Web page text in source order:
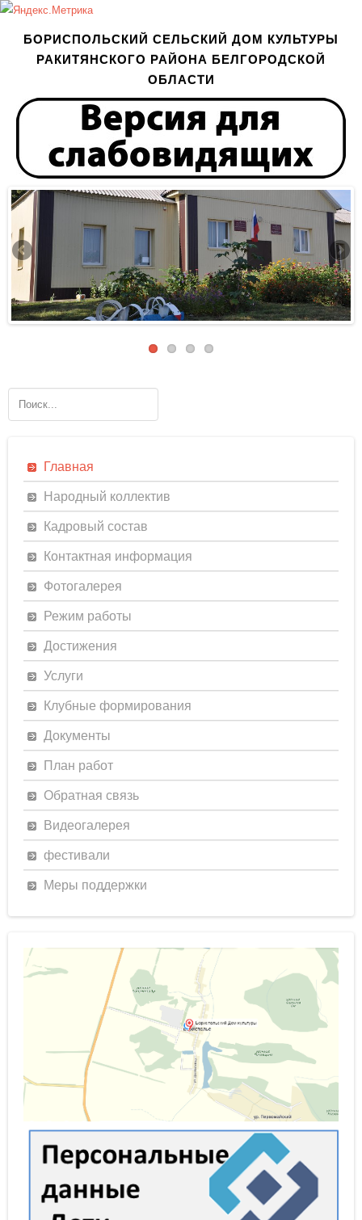
БОРИСПОЛЬСКИЙ СЕЛЬСКИЙ ДОМ КУЛЬТУРЫ
РАКИТЯНСКОГО РАЙОНА БЕЛГОРОДСКОЙ
ОБЛАСТИ
Главная
Народный коллектив
Кадровый состав
Контактная информация
Фотогалерея
Режим работы
Достижения
Услуги
Клубные формирования
Документы
План работ
Обратная связь
Видеогалерея
фестивали
Меры поддержки